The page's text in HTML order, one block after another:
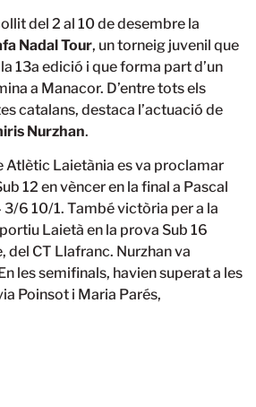
del 2 al 10 de desembre la
Nadal Tour, un torneig juvenil que
13a edició i que forma part d’un
a Manacor. D’entre tots els
catalans, destaca l’actuació de
Nurzhan.
Atlètic Laietània es va proclamar
12 en vèncer en la final a Pascal
3/6 10/1. També victòria per a la
Laietà en la prova Sub 16
del CT Llafranc. Nurzhan va
les semifinals, havien superat a les
Poinsot i Maria Parés,